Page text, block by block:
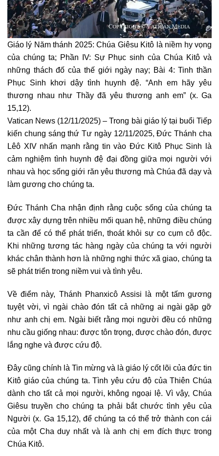
Giáo lý Năm thánh 2025: Chúa Giêsu Kitô là niềm hy vọng
của chúng ta; Phần IV: Sự Phục sinh của Chúa Kitô và
những thách đố của thế giới ngày nay; Bài 4: Tinh thần
Phục Sinh khơi dậy tình huynh đệ. “Anh em hãy yêu
thương nhau như Thầy đã yêu thương anh em” (x. Ga
15,12).
Vatican News (12/11/2025) – Trong bài giáo lý tại buổi Tiếp
kiến chung sáng thứ Tư ngày 12/11/2025, Đức Thánh cha
Lêô XIV nhấn mạnh rằng tin vào Đức Kitô Phục Sinh là
cảm nghiệm tình huynh đệ đại đồng giữa mọi người với
nhau và học sống giới răn yêu thương mà Chúa đã dạy và
làm gương cho chúng ta.
Đức Thánh Cha nhận định rằng cuộc sống của chúng ta
được xây dựng trên nhiều mối quan hệ, những điều chúng
ta cần để có thể phát triển, thoát khỏi sự co cụm cô độc.
Khi những tương tác hàng ngày của chúng ta với người
khác chân thành hơn là những nghi thức xã giao, chúng ta
sẽ phát triển trong niềm vui và tình yêu.
Về điểm này, Thánh Phanxicô Assisi là một tấm gương
tuyệt vời, vì ngài chào đón tất cả những ai ngài gặp gỡ
như anh chị em. Ngài biết rằng mọi người đều có những
nhu cầu giống nhau: được tôn trọng, được chào đón, được
lắng nghe và được cứu độ.
Đây cũng chính là Tin mừng và là giáo lý cốt lõi của đức tin
Kitô giáo của chúng ta. Tình yêu cứu độ của Thiên Chúa
dành cho tất cả mọi người, không ngoại lệ. Vì vậy, Chúa
Giêsu truyền cho chúng ta phải bắt chước tình yêu của
Người (x. Ga 15,12), để chúng ta có thể trở thành con cái
của một Cha duy nhất và là anh chị em đích thực trong
Chúa Kitô.